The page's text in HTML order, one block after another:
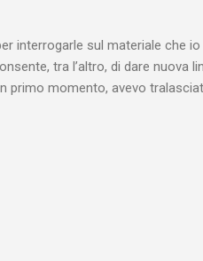
di vita delle persone che
interrogarle sul materiale che
tra l’altro, di dare nuova
primo momento, avevo
il materiale che ho già